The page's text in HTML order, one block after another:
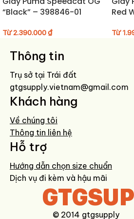
một đôi sneaker mạnh mẽ nhưng dễ phối.
HƯỚNG DẪN BẢO QUẢN GIÀY
Vệ sinh bằng khăn ẩm hoặc bàn chải
Không giặt máy, không phơi trực tiếp
Bảo quản nơi thoáng khí, tránh ẩm mốc
“Black” – 398846-01
Từ2.390.000₫
Red
Từ
Thông tin
Trụ sở tại Trái đất
gtgsupply.vietnam@gmail.com
Khách hàng
Về chúng tôi
Thông tin liên hệ
Hỗ trợ
Hướng dẫn chọn size chuẩn
Dịch vụ đi kèm và hậu mãi
© 2014 gtgsupply